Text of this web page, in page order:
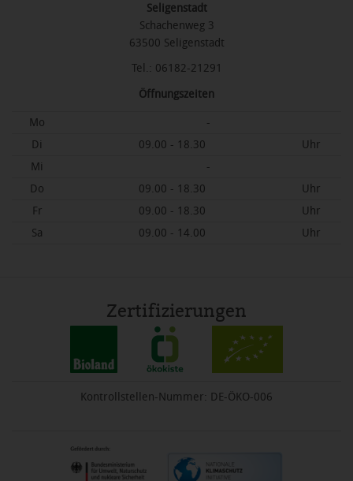
Seligenstadt
Schachenweg 3
63500 Seligenstadt
Tel.: 06182-21291
Öffnungszeiten
Mo
-
Di
09.00 - 18.30
Uhr
Mi
-
Do
09.00 - 18.30
Uhr
Fr
09.00 - 18.30
Uhr
Sa
09.00 - 14.00 Uhr
Zertifizierungen
Kontrollstellen-Nummer: DE-ÖKO-006